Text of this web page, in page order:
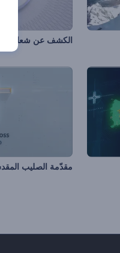
الكشف عن شعار زر
مقدّمة الصليب